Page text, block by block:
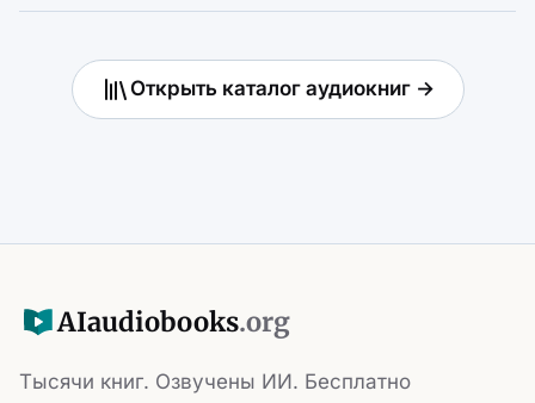
Открыть каталог аудиокниг →
AIaudiobooks.org
Тысячи книг. Озвучены ИИ. Бесплатно